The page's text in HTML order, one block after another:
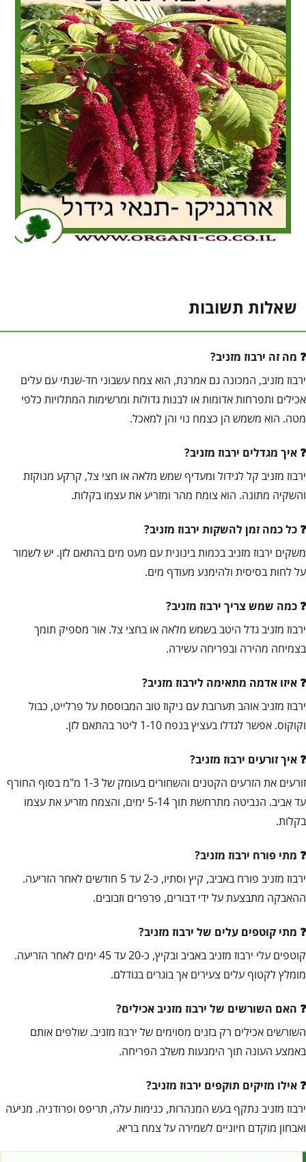
שאלות תשובות
מה זה ירבוז מזניב?
ירבוז מזניב, המכונה גם אמרנת, הוא צמח עשבוני חד-שנתי עם עלים
אכילים ותפרחות אדומות או לבנות גדולות ומרשימות המתלויות כלפי
מטה. הוא משמש הן כצמח נוי והן למאכל.
איך מגדלים ירבוז מזניב?
ירבוז מזניב קל לגידול ומעדיף שמש מלאה או חצי צל, קרקע מנוקזת
והשקיה מתונה. הוא צומח מהר ומזריע את עצמו בקלות.
כל כמה זמן להשקות ירבוז מזניב?
משקים ירבוז מזניב בכמות בינונית עם מעט מים בהתאם לזן. יש לשמור
על לחות בסיסית ולהימנע מעודף מים.
כמה שמש צריך ירבוז מזניב?
ירבוז מזניב גדל היטב בשמש מלאה או בחצי צל. אור מספיק תומך
בצמיחה מהירה ובפריחה עשירה.
איזו אדמה מתאימה לירבוז מזניב?
ירבוז מזניב אוהב תערובת עם ניקוז טוב המבוססת על פרלייט, כבול
וקוקוס. אפשר לגדלו בעציץ בנפח 1-10 ליטר בהתאם לזן.
איך זורעים ירבוז מזניב?
זורעים את הזרעים הקטנים והשחורים בעומק של 1-3 מ"מ בסוף החורף
עד אביב. הנביטה מתרחשת תוך 5-14 ימים, והצמח מזריע את עצמו
בקלות.
מתי פורח ירבוז מזניב?
ירבוז מזניב פורח באביב, קיץ וסתיו, כ-2 עד 5 חודשים לאחר הזריעה.
ההאבקה מתבצעת על ידי דבורים, פרפרים וזבובים.
מתי קוטפים עלים של ירבוז מזניב?
קוטפים עלי ירבוז מזניב באביב ובקיץ, כ-20 עד 45 ימים לאחר הזריעה.
מומלץ לקטוף עלים צעירים אך בוגרים בגודלם.
האם השורשים של ירבוז מזניב אכילים?
השורשים אכילים רק בזנים מסוימים של ירבוז מזניב. שולפים אותם
באמצע העונה תוך הימנעות משלב הפריחה.
אילו מזיקים תוקפים ירבוז מזניב?
ירבוז מזניב נתקף בעש המנהרות, כנימות עלה, תריפס ופרודניה. מניעה
ואבחון מוקדם חיוניים לשמירה על צמח בריא.